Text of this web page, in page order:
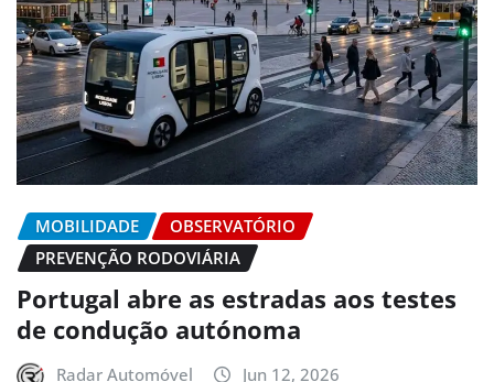
MOBILIDADE
OBSERVATÓRIO
PREVENÇÃO RODOVIÁRIA
Portugal abre as estradas aos testes
de condução autónoma
Radar Automóvel Jun 12, 2026